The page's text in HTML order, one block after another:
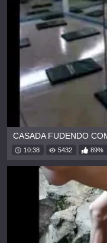
CASADA FUDENDO
10:38 5432 89%